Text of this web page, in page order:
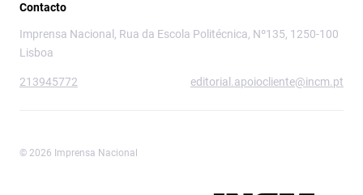
Contacto
Imprensa Nacional, Rua da Escola Politécnica, Nº135, 1250-100
Lisboa
213945772 editorial.apoiocliente@incm.pt
© 2026 Imprensa Nacional